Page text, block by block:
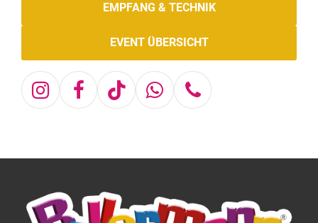
EMPFANG & TECHNIK
EVENT ÜBERSICHT
Instagram
Facebook
TiktokWhatsapp
Telefon